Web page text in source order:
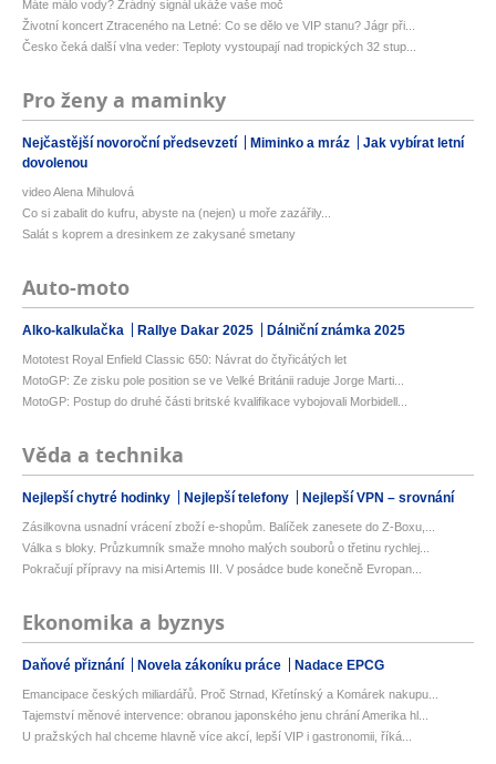
Máte málo vody? Zrádný signál ukáže vaše moč
Životní koncert Ztraceného na Letné: Co se dělo ve VIP stanu? Jágr při...
Česko čeká další vlna veder: Teploty vystoupají nad tropických 32 stup...
Pro ženy a maminky
Nejčastější novoroční předsevzetí Miminko a mráz
Jak vybírat letní
dovolenou
video Alena Mihulová
Co si zabalit do kufru, abyste na (nejen) u moře zazářily...
Salát s koprem a dresinkem ze zakysané smetany
Auto-moto
Alko-kalkulačka Rallye Dakar 2025 Dálniční známka 2025
Mototest Royal Enfield Classic 650: Návrat do čtyřicátých let
MotoGP: Ze zisku pole position se ve Velké Británii raduje Jorge Marti...
MotoGP: Postup do druhé části britské kvalifikace vybojovali Morbidell...
Věda a technika
Nejlepší chytré hodinky Nejlepší telefony Nejlepší VPN – srovnání
Zásilkovna usnadní vrácení zboží e-shopům. Balíček zanesete do Z-Boxu,...
Válka s bloky. Průzkumník smaže mnoho malých souborů o třetinu rychlej...
Pokračují přípravy na misi Artemis III. V posádce bude konečně Evropan...
Ekonomika a byznys
Daňové přiznání Novela zákoníku práce Nadace EPCG
Emancipace českých miliardářů. Proč Strnad, Křetínský a Komárek nakupu...
Tajemství měnové intervence: obranou japonského jenu chrání Amerika hl...
U pražských hal chceme hlavně více akcí, lepší VIP i gastronomii, říká...